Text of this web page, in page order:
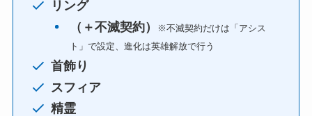
リング
（＋不滅契約）
※不滅契約だけは「アシス
ト」で設定、進化は英雄解放で行う
首飾り
スフィア
精霊